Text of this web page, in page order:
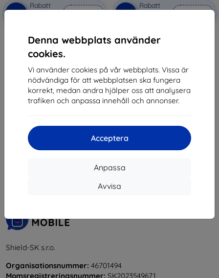
Denna webbplats använder
cookies.
Vi använder cookies på vår webbplats. Vissa är
nödvändiga för att webbplatsen ska fungera
korrekt, medan andra hjälper oss att analysera
trafiken och anpassa innehåll och annonser.
Acceptera
Anpassa
Avvisa
-10%
Rabatt
3mk TechWrap Matte Center
Display Protective film for AUDI
A5 B10 2025
570 kr
513 kr
I lager > 5 st
-10%
Rabatt
3mk TechWrap Matte Center
Display Protective film for AUDI
382 kr
I lager > 5 st
av totalt
Shield-SK s.r.o.
Organisationsnummer: 46701494
Momsregistreringsnummer: SK2023549671